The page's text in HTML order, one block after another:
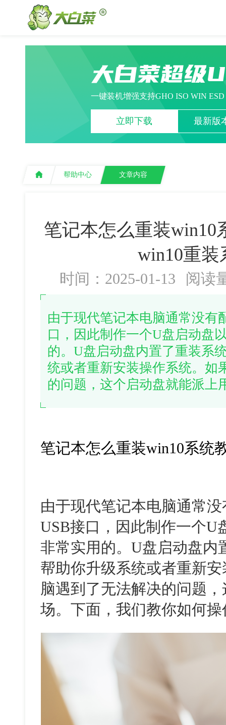
大白菜超级
一键装机增强支持GHO ISO WIN
立即下载 最新版
帮助中心 文章内容
笔记本怎么重装win10
win10重装
时间：2025-01-13 阅读
由于现代笔记本电脑通常没有
口，因此制作一个U盘启动盘
的。U盘启动盘内置了重装系
统或者重新安装操作系统。如
的问题，这个启动盘就能派上
笔记本怎么重装win10系统
由于现代笔记本电脑通常
USB接口，因此制作一个U
非常实用的。U盘启动盘内
帮助你升级系统或者重新
脑遇到了无法解决的问题
场。下面，我们教你如何操